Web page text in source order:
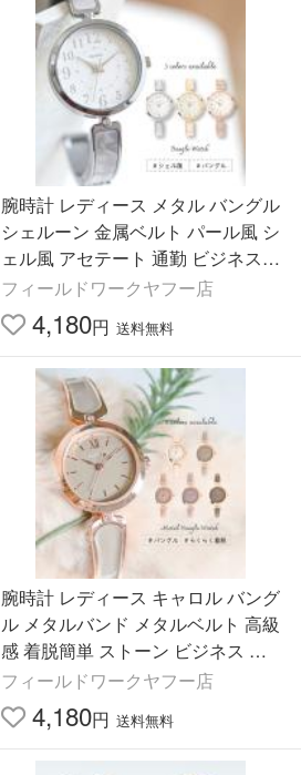
腕時計 レディース メタル バングル
シェルーン 金属ベルト パール風 シ
ェル風 アセテート 通勤 ビジネス
高級感 プチプラ 20代 30代 40代 フ
ィールドワーク
フィールドワークヤフー店
4,180円 送料無料
腕時計 レディース キャロル バング
ル メタルバンド メタルベルト 高級
感 着脱簡単 ストーン ビジネス 上
品 小さめ トレンド オススメ 高品
質 フィールドワーク
フィールドワークヤフー店
4,180円 送料無料